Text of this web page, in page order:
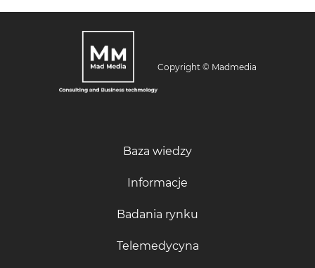
Copyright © Madmedia
Baza wiedzy
Informacje
Badania rynku
Telemedycyna